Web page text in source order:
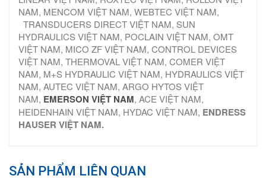
NAM, MENCOM VIỆT NAM, WEBTEC VIỆT NAM,
TRANSDUCERS DIRECT VIỆT NAM, SUN
HYDRAULICS VIỆT NAM, POCLAIN VIỆT NAM, OMT
VIỆT NAM, MICO ZF VIỆT NAM, CONTROL DEVICES
VIỆT NAM, THERMOVAL VIỆT NAM, COMER VIỆT
NAM, M+S HYDRAULIC VIỆT NAM, HYDRAULICS VIỆT
NAM, AUTEC VIỆT NAM, ARGO HYTOS VIỆT
NAM, EMERSON VIỆT NAM, ACE VIỆT NAM,
HEIDENHAIN VIỆT NAM, HYDAC VIỆT NAM, ENDRESS
HAUSER VIỆT NAM.
SẢN PHẨM LIÊN QUAN